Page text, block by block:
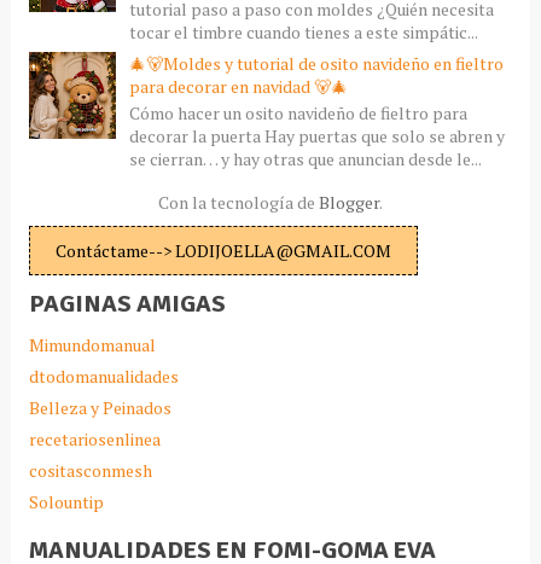
tutorial paso a paso con moldes ¿Quién necesita
tocar el timbre cuando tienes a este simpátic...
🎄🐻Moldes y tutorial de osito navideño en fieltro
para decorar en navidad 🐻🎄
Cómo hacer un osito navideño de fieltro para
decorar la puerta Hay puertas que solo se abren y
se cierran… y hay otras que anuncian desde le...
Con la tecnología de Blogger.
Contáctame--> LODIJOELLA@GMAIL.COM
PAGINAS AMIGAS
Mimundomanual
dtodomanualidades
Belleza y Peinados
recetariosenlinea
cositasconmesh
Solountip
MANUALIDADES EN FOMI-GOMA EVA